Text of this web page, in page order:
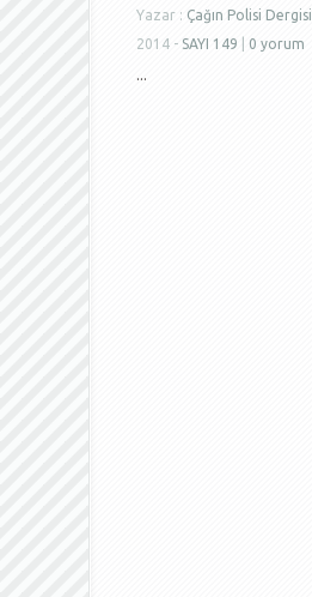
Yazar : Çağın Polisi Dergisi
2014 - SAYI 149
0 yorum
...